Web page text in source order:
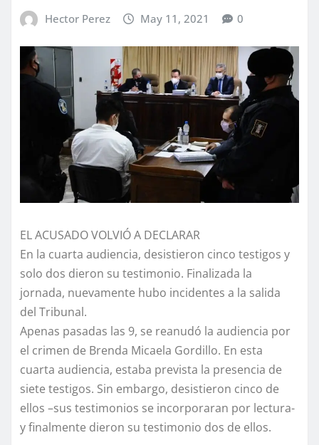
Hector Perez May 11, 2021 0
EL ACUSADO VOLVIÓ A DECLARAR
En la cuarta audiencia, desistieron cinco testigos y
solo dos dieron su testimonio. Finalizada la
jornada, nuevamente hubo incidentes a la salida
del Tribunal.
Apenas pasadas las 9, se reanudó la audiencia por
el crimen de Brenda Micaela Gordillo. En esta
cuarta audiencia, estaba prevista la presencia de
siete testigos. Sin embargo, desistieron cinco de
ellos –sus testimonios se incorporaran por lectura-
y finalmente dieron su testimonio dos de ellos.